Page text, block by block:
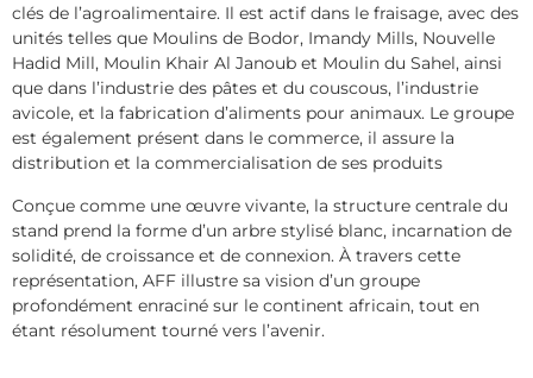
clés de l’agroalimentaire. Il est actif dans le fraisage, avec des
unités telles que Moulins de Bodor, Imandy Mills, Nouvelle
Hadid Mill, Moulin Khair Al Janoub et Moulin du Sahel, ainsi
que dans l’industrie des pâtes et du couscous, l’industrie
avicole, et la fabrication d’aliments pour animaux. Le groupe
est également présent dans le commerce, il assure la
distribution et la commercialisation de ses produits
Conçue comme une œuvre vivante, la structure centrale du
stand prend la forme d’un arbre stylisé blanc, incarnation de
solidité, de croissance et de connexion. À travers cette
représentation, AFF illustre sa vision d’un groupe
profondément enraciné sur le continent africain, tout en
étant résolument tourné vers l’avenir.